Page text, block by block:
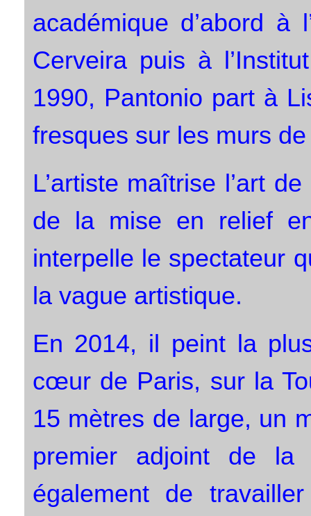
académique d’abord
Cerveira puis à
1990, Pantonio part à
fresques sur les murs
L’artiste maîtrise l’art
de la mise en relief
interpelle le spectateur
la vague artistique.
En 2014, il peint la
cœur de Paris, sur la
15 mètres de large, un
premier adjoint de
également de